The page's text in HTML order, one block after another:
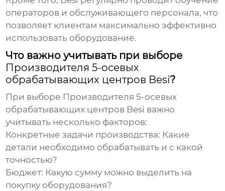
операторов и обслуживающего персонала, что
позволяет клиентам максимально эффективно
использовать оборудование.
Что важно учитывать при выборе
Производителя 5-осевых
обрабатывающих центров Besi?
При выборе Производителя 5-осевых
обрабатывающих центров Besi важно
учитывать несколько факторов:
Конкретные задачи производства: Какие
детали необходимо обрабатывать и с какой
точностью?
Бюджет: Какую сумму можно выделить на
покупку оборудования?